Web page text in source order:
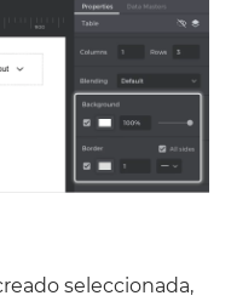
seleccionada,